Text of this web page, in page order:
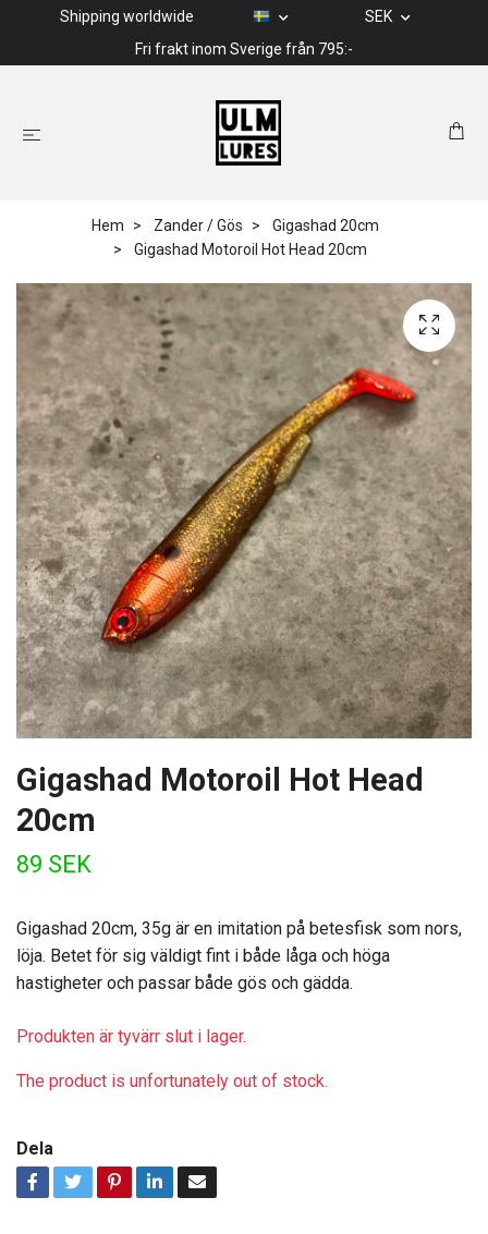
Shipping worldwide
SEK
Fri frakt inom Sverige från 795:-
Hem Zander / Gös
Gigashad 20cm
Gigashad Motoroil Hot Head 20cm
Gigashad Motoroil Hot Head
20cm
89 SEK
Gigashad 20cm, 35g är en imitation på betesfisk som nors,
löja. Betet för sig väldigt fint i både låga och höga
hastigheter och passar både gös och gädda.
Produkten är tyvärr slut i lager.
The product is unfortunately out of stock.
Dela